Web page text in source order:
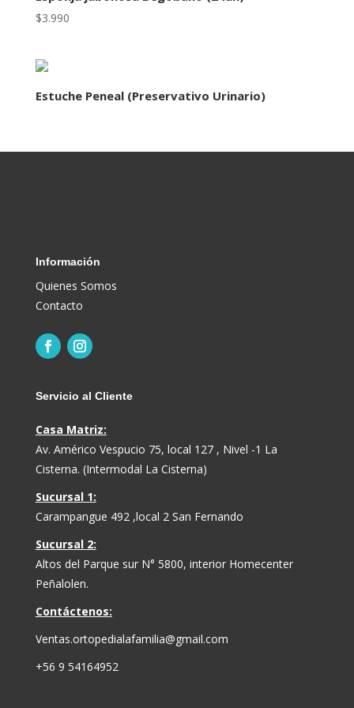
$3.990
Estuche Peneal (Preservativo Urinario)
Información
Quienes Somos
Contacto
Servicio al Cliente
Casa Matriz:
Av. Américo Vespucio 75, local 127 , Nivel -1 La
Cisterna. (Intermodal La Cisterna)
Sucursal 1:
Carampangue 492 ,local 2 San Fernando
Sucursal 2:
Altos del Parque sur N° 5800, interior Homecenter
Peñalolen.
Contáctenos:
Ventas.ortopedialafamilia@gmail.com
+56 9 54164952